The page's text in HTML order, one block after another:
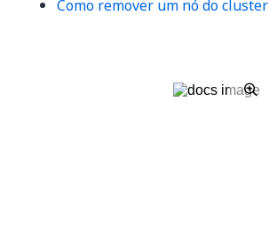
Como remover um nó do cluster